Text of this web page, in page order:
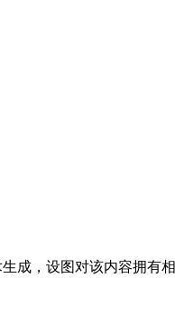
成，设图对该内容拥有